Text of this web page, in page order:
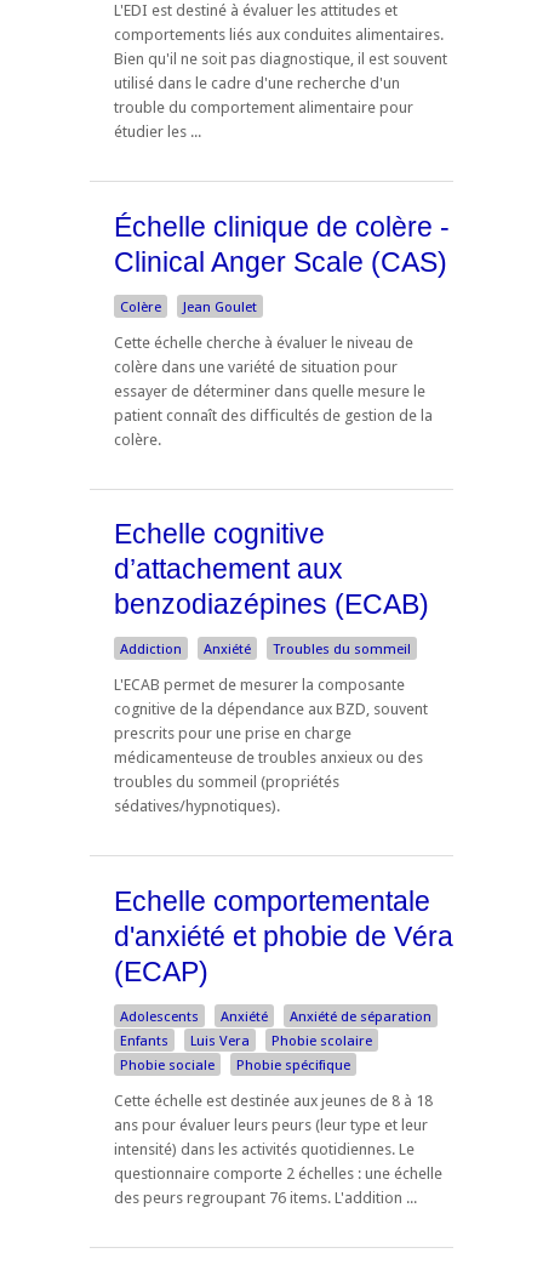
L'EDI est destiné à évaluer les attitudes et
comportements liés aux conduites alimentaires.
Bien qu'il ne soit pas diagnostique, il est souvent
utilisé dans le cadre d'une recherche d'un
trouble du comportement alimentaire pour
étudier les ...
Échelle clinique de colère -
Clinical Anger Scale (CAS)
Colère Jean Goulet
Cette échelle cherche à évaluer le niveau de
colère dans une variété de situation pour
essayer de déterminer dans quelle mesure le
patient connaît des difficultés de gestion de la
colère.
Echelle cognitive
d’attachement aux
benzodiazépines (ECAB)
Addiction Anxiété Troubles du sommeil
L'ECAB permet de mesurer la composante
cognitive de la dépendance aux BZD, souvent
prescrits pour une prise en charge
médicamenteuse de troubles anxieux ou des
troubles du sommeil (propriétés
sédatives/hypnotiques).
Echelle comportementale
d'anxiété et phobie de Véra
(ECAP)
Adolescents Anxiété
Anxiété de séparation
Enfants
Luis Vera
Phobie scolaire
Phobie sociale
Phobie spécifique
Cette échelle est destinée aux jeunes de 8 à 18
ans pour évaluer leurs peurs (leur type et leur
intensité) dans les activités quotidiennes. Le
questionnaire comporte 2 échelles : une échelle
des peurs regroupant 76 items. L'addition ...